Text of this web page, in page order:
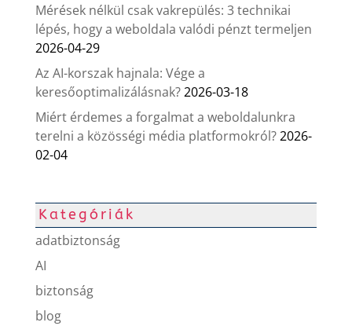
Mérések nélkül csak vakrepülés: 3 technikai
lépés, hogy a weboldala valódi pénzt termeljen
2026-04-29
Az AI-korszak hajnala: Vége a
keresőoptimalizálásnak?2026-03-18
Miért érdemes a forgalmat a weboldalunkra
terelni a közösségi média platformokról?2026-
02-04
Kategóriák
adatbiztonság
AI
biztonság
blog